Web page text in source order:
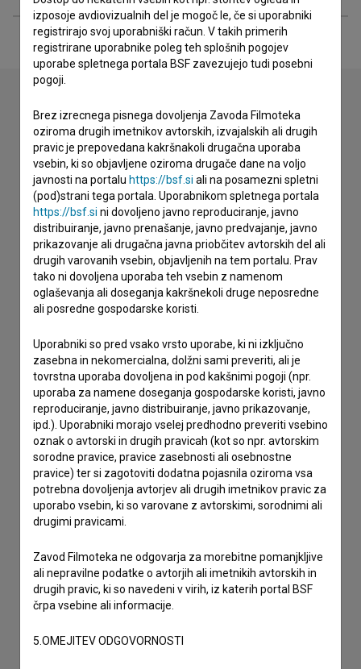
Stik z uredništvom
Spoštovani, s pomočjo spodnjega obrazca lahko stopite v
stik z uredništvom Baze slovenskih filmov. Veseli bomo vaših
odzivov.
imam vprašanje
prijavljam napako
želim dodati podatke
drugo
izposoje avdiovizualnih del je mogoč le, če si uporabniki
registrirajo svoj uporabniški račun. V takih primerih
registrirane uporabnike poleg teh splošnih pogojev
uporabe spletnega portala BSF zavezujejo tudi posebni
pogoji.
Brez izrecnega pisnega dovoljenja Zavoda Filmoteka
oziroma drugih imetnikov avtorskih, izvajalskih ali drugih
pravic je prepovedana kakršnakoli drugačna uporaba
vsebin, ki so objavljene oziroma drugače dane na voljo
javnosti na portalu https://bsf.si ali na posamezni spletni
(pod)strani tega portala. Uporabnikom spletnega portala
https://bsf.si ni dovoljeno javno reproduciranje, javno
distribuiranje, javno prenašanje, javno predvajanje, javno
prikazovanje ali drugačna javna priobčitev avtorskih del ali
drugih varovanih vsebin, objavljenih na tem portalu. Prav
tako ni dovoljena uporaba teh vsebin z namenom
oglaševanja ali doseganja kakršnekoli druge neposredne
ali posredne gospodarske koristi.
Uporabniki so pred vsako vrsto uporabe, ki ni izključno
zasebna in nekomercialna, dolžni sami preveriti, ali je
tovrstna uporaba dovoljena in pod kakšnimi pogoji (npr.
uporaba za namene doseganja gospodarske koristi, javno
reproduciranje, javno distribuiranje, javno prikazovanje,
ipd.). Uporabniki morajo vselej predhodno preveriti vsebino
oznak o avtorski in drugih pravicah (kot so npr. avtorskim
sorodne pravice, pravice zasebnosti ali osebnostne
pravice) ter si zagotoviti dodatna pojasnila oziroma vsa
potrebna dovoljenja avtorjev ali drugih imetnikov pravic za
uporabo vsebin, ki so varovane z avtorskimi, sorodnimi ali
drugimi pravicami.
Zavod Filmoteka ne odgovarja za morebitne pomanjkljive
ali nepravilne podatke o avtorjih ali imetnikih avtorskih in
drugih pravic, ki so navedeni v virih, iz katerih portal BSF
črpa vsebine ali informacije.
5.OMEJITEV ODGOVORNOSTI